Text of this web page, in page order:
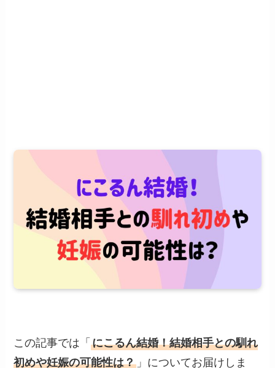
この記事では「にこるん結婚！結婚相手との馴れ
初めや妊娠の可能性は？ 」についてお届けしま